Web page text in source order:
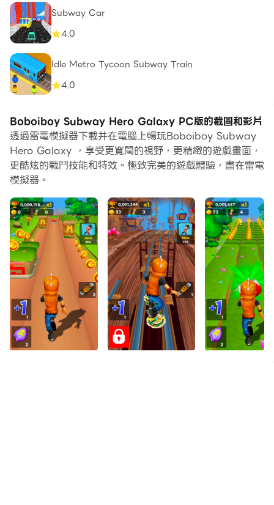
Subway Car
4.0
Idle Metro Tycoon Subway Train
4.0
Boboiboy Subway Hero Galaxy PC版的截圖和影片
透過雷電模擬器下載并在電腦上暢玩Boboiboy Subway
Hero Galaxy ，享受更寬闊的視野，更精緻的遊戲畫面，
更酷炫的戰鬥技能和特效。極致完美的遊戲體驗，盡在雷電
模擬器。